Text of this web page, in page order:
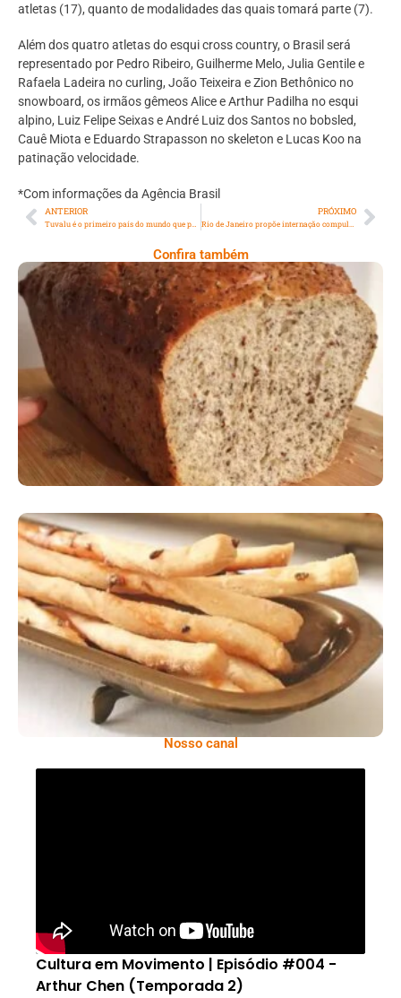
atletas (17), quanto de modalidades das quais tomará parte (7).
Além dos quatro atletas do esqui cross country, o Brasil será
representado por Pedro Ribeiro, Guilherme Melo, Julia Gentile e
Rafaela Ladeira no curling, João Teixeira e Zion Bethônico no
snowboard, os irmãos gêmeos Alice e Arthur Padilha no esqui
alpino, Luiz Felipe Seixas e André Luiz dos Santos no bobsled,
Cauê Miota e Eduardo Strapasson no skeleton e Lucas Koo na
patinação velocidade.
*Com informações da Agência Brasil
ANTERIOR PRÓXIMO
Confira também
Comer Bem: Pão Low Carb
Comer Bem: Palitinhos De Cebola E Salsa
Nosso canal
Cultura em Movimento | Episódio #004 -
Arthur Chen (Temporada 2)